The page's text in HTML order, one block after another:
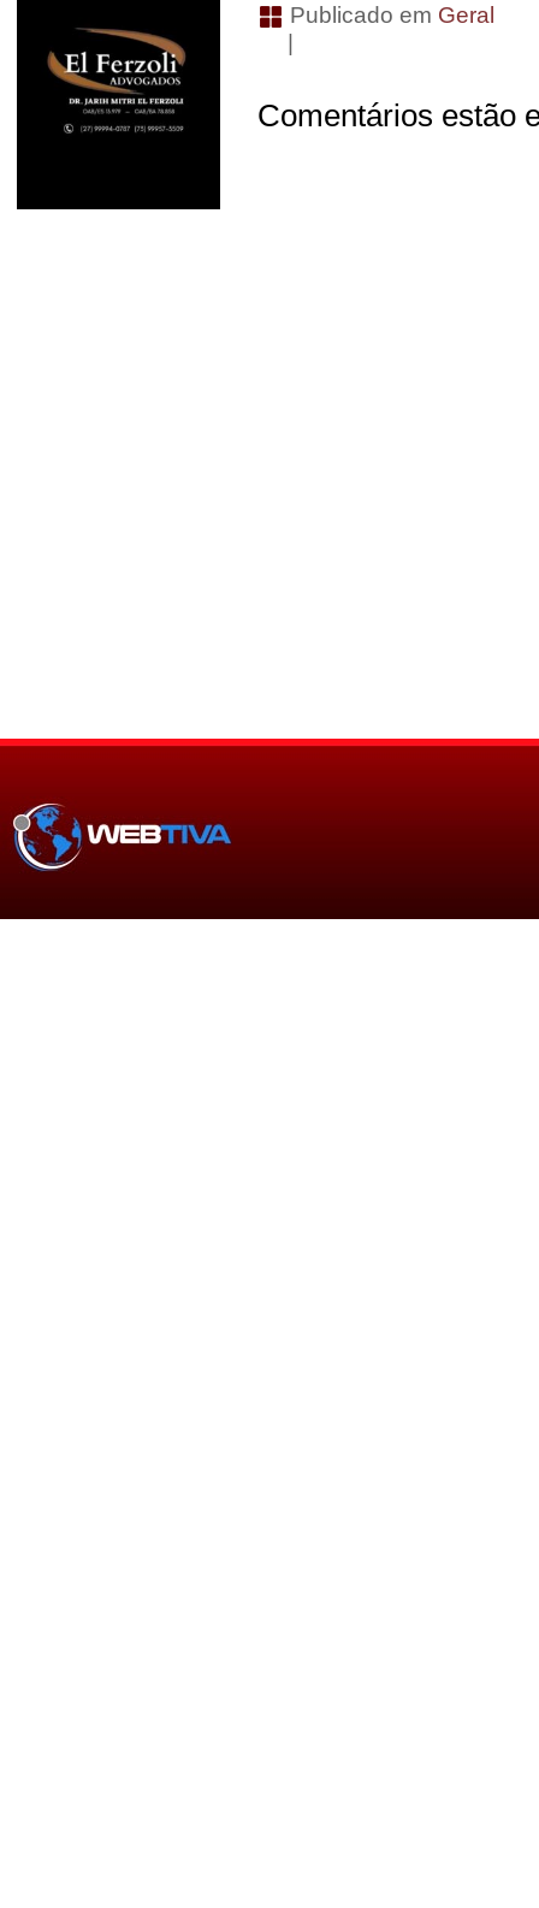
Publicado em Geral
Comentários estão